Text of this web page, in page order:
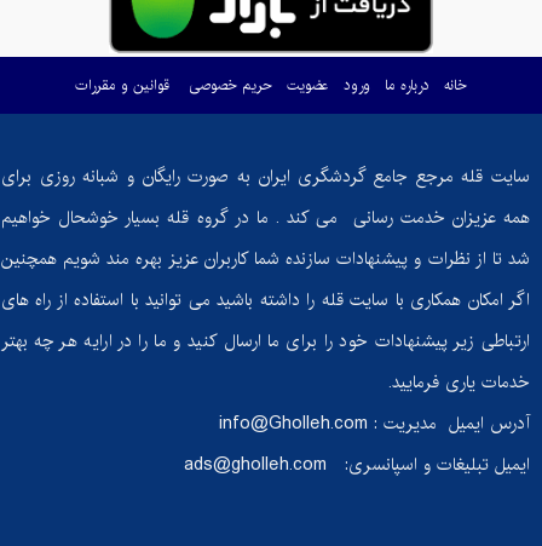
ماست
گوسفندی؛ گنجی
پنهان از خواص
آیا
ثابت به اندازه
دوچرخه‌سواری
واقعی کالری
می‌سوزاند؟
گنبد نمکی
زمین‌شناسی
خانه درباره ما ورود عضویت حریم خصوصی قوانین و مقررات
سایت قله مرجع جامع گردشگری ایران به صورت رایگان و شبانه روزی برای
همه عزیزان خدمت رسانی می کند . ما در گروه قله بسیار خوشحال خواهیم
شد تا از نظرات و پیشنهادات سازنده شما کاربران عزیز بهره مند شویم همچنین
اگر امکان همکاری با سایت قله را داشته باشید می توانید با استفاده از راه های
ارتباطی زیر پیشنهادات خود را برای ما ارسال کنید و ما را در ارایه هر چه بهتر
خدمات یاری فرمایید.
آدرس ایمیل مدیریت : info@Gholleh.com
ایمیل تبلیغات و اسپانسری: ads@gholleh.com